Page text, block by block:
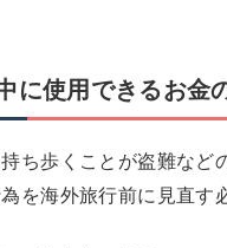
に使用できるお金
ち歩くことが盗難など
を海外旅行前に見直す